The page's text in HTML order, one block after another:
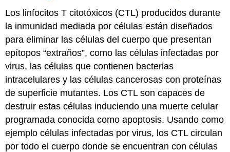
Los linfocitos T citotóxicos (CTL) producidos durante
la inmunidad mediada por células están diseñados
para eliminar las células del cuerpo que presentan
epítopos “extraños”, como las células infectadas por
virus, las células que contienen bacterias
intracelulares y las células cancerosas con proteínas
de superficie mutantes. Los CTL son capaces de
destruir estas células induciendo una muerte celular
programada conocida como apoptosis. Usando como
ejemplo células infectadas por virus, los CTL circulan
por todo el cuerpo donde se encuentran con células